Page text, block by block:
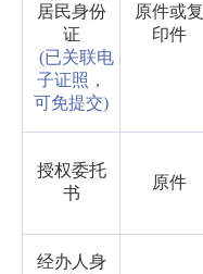
居民身份
证
(已关联电
子证照，
可免提交)
原件或复
印件
授权委托
书
原件
经办人身